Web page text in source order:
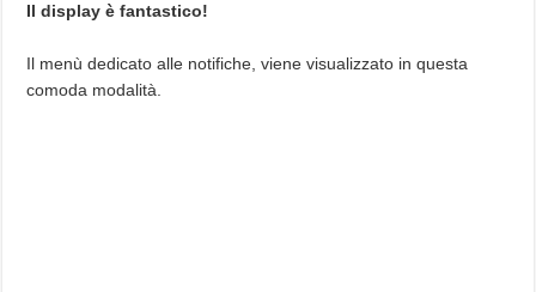
Il display è fantastico!
Il menù dedicato alle notifiche, viene visualizzato in questa
comoda modalità.